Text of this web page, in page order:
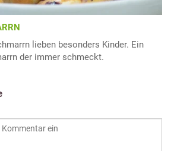
lieben besonders Kinder. Ein
der immer schmeckt.